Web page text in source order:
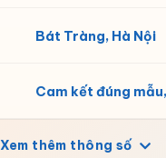
Bát Tràng, Hà Nội
Cam kết đúng
Xem thêm thông số